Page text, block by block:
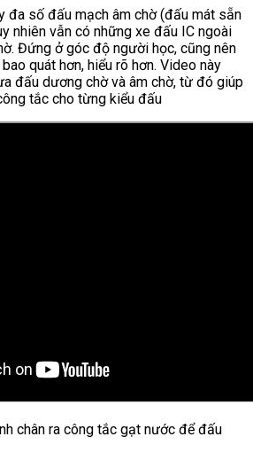
đa số đấu mạch âm chờ (đấu mát sẵn
nhiên vẫn có những xe đấu IC ngoài
Đứng ở góc độ người học, cũng nên
quát hơn, hiểu rõ hơn. Video này
đấu dương chờ và âm chờ, từ đó giúp
tắc cho từng kiểu đấu
chân ra công tắc gạt nước để đấu